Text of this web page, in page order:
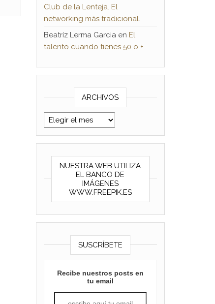
Club de la Lenteja. El
networking más tradicional.
Beatríz Lerma Garciaen El
talento cuando tienes 50 o +
ARCHIVOS
Archivos
NUESTRA WEB UTILIZA
EL BANCO DE
IMÁGENES
WWW.FREEPIK.ES
SUSCRÍBETE
Recibe nuestros posts en
tu email